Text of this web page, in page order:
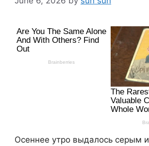
Осеннее утро выдалось серым и